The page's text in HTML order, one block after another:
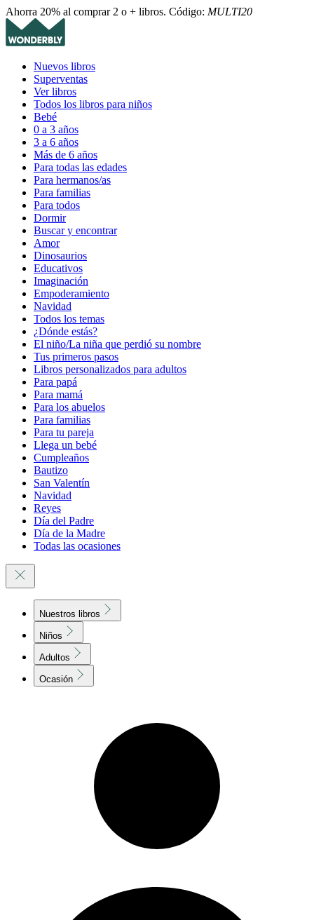
Ahorra 20% al comprar 2 o + libros. Código: MULTI20
Nuevos libros
Superventas
Ver libros
Todos los libros para niños
Bebé
0 a 3 años
3 a 6 años
Más de 6 años
Para todas las edades
Para hermanos/as
Para familias
Para todos
Dormir
Buscar y encontrar
Amor
Dinosaurios
Educativos
Imaginación
Empoderamiento
Navidad
Todos los temas
¿Dónde estás?
El niño/La niña que perdió su nombre
Tus primeros pasos
Libros personalizados para adultos
Para papá
Para mamá
Para los abuelos
Para familias
Para tu pareja
Llega un bebé
Cumpleaños
Bautizo
San Valentín
Navidad
Reyes
Día del Padre
Día de la Madre
Todas las ocasiones
Nuestros libros
Niños
Adultos
Ocasión